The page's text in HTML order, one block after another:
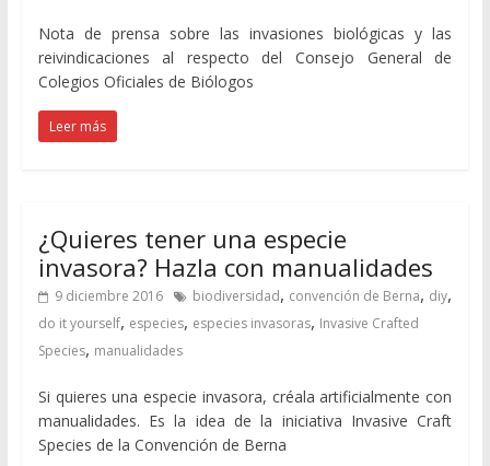
Nota de prensa sobre las invasiones biológicas y las
reivindicaciones al respecto del Consejo General de
Colegios Oficiales de Biólogos
Leer más
¿Quieres tener una especie
invasora? Hazla con manualidades
9 diciembre 2016 biodiversidad, convención de Berna, diy,
do it yourself, especies, especies invasoras, Invasive Crafted
Species, manualidades
Si quieres una especie invasora, créala artificialmente con
manualidades. Es la idea de la iniciativa Invasive Craft
Species de la Convención de Berna